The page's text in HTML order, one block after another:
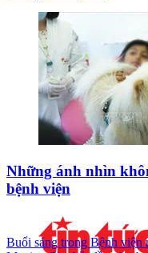
Những ánh nhìn
bệnh viện
Buổi sáng trong Bệnh